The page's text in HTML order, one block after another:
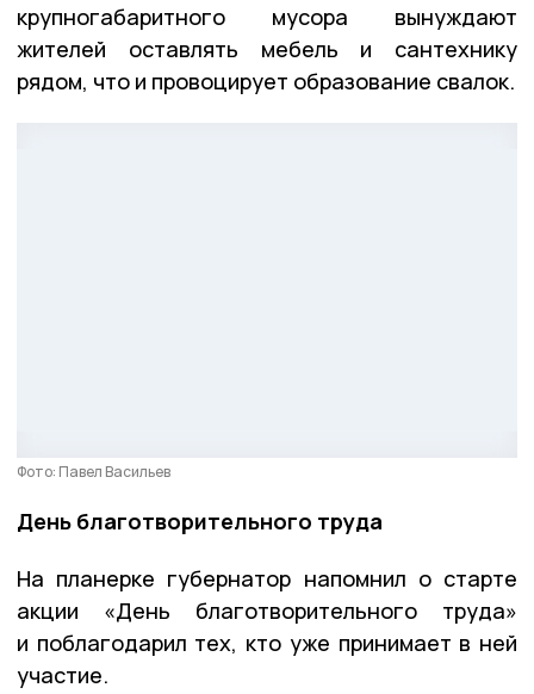
крупногабаритного мусора вынуждают
жителей оставлять мебель и сантехнику
рядом, что и провоцирует образование свалок.
Фото: Павел Васильев
День благотворительного труда
На планерке губернатор напомнил о старте
акции «День благотворительного труда»
и поблагодарил тех, кто уже принимает в ней
участие.